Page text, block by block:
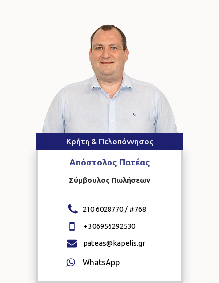
Κρήτη & Πελοπόννησος
Απόστολος Πατέας
Σύμβουλος Πωλήσεων
210 6028770 / #768
+306956292530
pateas@kapelis.gr
WhatsApp